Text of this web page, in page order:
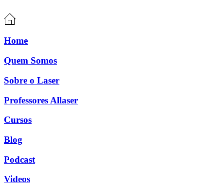
Home
Quem Somos
Sobre o Laser
Professores Allaser
Cursos
Blog
Podcast
Videos